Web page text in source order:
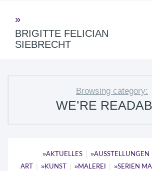
BRIGITTE FELICIAN
SIEBRECHT
Browsing category:
WE’RE
AKTUELLES | AUSSTELLUNGEN
ART
| KUNST | MALEREI | SERIEN